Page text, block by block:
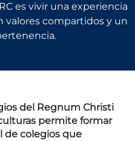
es vivir una experiencia
valores compartidos y un
del Regnum Christi
permite formar
de colegios que